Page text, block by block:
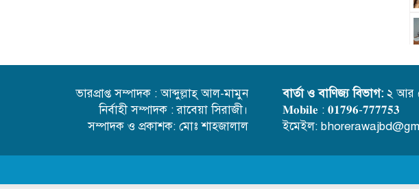
ভারপ্রাপ্ত সম্পাদক : আব্দুল্লাহ্ আল-মামুন
নির্বাহী সম্পাদক : রাবেয়া সিরাজী।
সম্পাদক ও প্রকাশক: মোঃ শাহজালাল
বার্তা ও বাণিজ্য বিভাগ: ২ আর
𝐌𝐨𝐛𝐢𝐥𝐞 : 𝟎𝟏𝟕𝟗𝟔-𝟕𝟕𝟕𝟕𝟓𝟑
ইমেইল: